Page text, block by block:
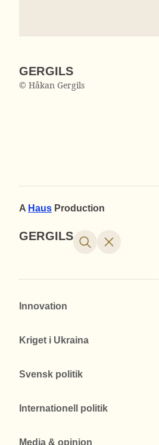
GERGILS
© Håkan Gergils
A Haus Production
GERGILS
Innovation
Kriget i Ukraina
Svensk politik
Internationell politik
Media & opinion